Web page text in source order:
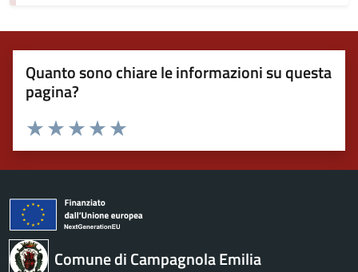
Quanto sono chiare le informazioni su questa
pagina?
Valuta 5 stelle su 5
Valuta 4 stelle su 5
Valuta 3 stelle su 5
Valuta 2 stelle su 5
Valuta 1 stelle su 5
Comune di Campagnola Emilia